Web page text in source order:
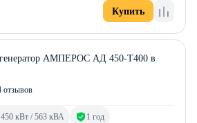
Купить
АМПЕРОС АД 450-Т400 в
отзывов
450 кВт / 563 кВА 1 год